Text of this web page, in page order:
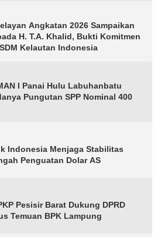
Angkatan 2026 Sampaikan
H. T.A. Khalid, Bukti Komitmen
Kelautan Indonesia
I Panai Hulu Labuhanbatu
Pungutan SPP Nominal 400
Indonesia Menjaga Stabilitas
Penguatan Dolar AS
Pesisir Barat Dukung DPRD
Temuan BPK Lampung